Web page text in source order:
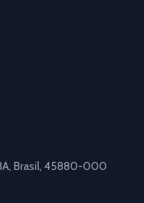
Brasil, 45880-000